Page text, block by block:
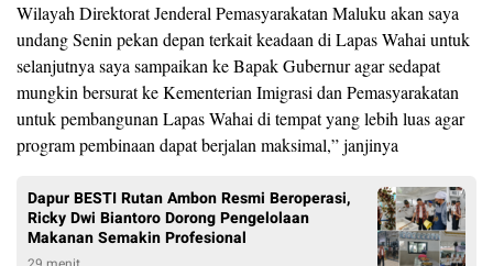
Wilayah Direktorat Jenderal Pemasyarakatan Maluku akan saya
undang Senin pekan depan terkait keadaan di Lapas Wahai untuk
selanjutnya saya sampaikan ke Bapak Gubernur agar sedapat
mungkin bersurat ke Kementerian Imigrasi dan Pemasyarakatan
untuk pembangunan Lapas Wahai di tempat yang lebih luas agar
program pembinaan dapat berjalan maksimal,” janjinya
Dapur BESTI Rutan Ambon Resmi Beroperasi,
Ricky Dwi Biantoro Dorong Pengelolaan
Makanan Semakin Profesional